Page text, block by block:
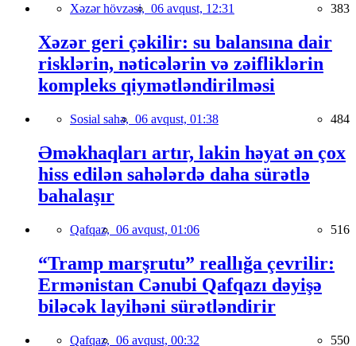
Xəzər hövzəsi, 06 avqust, 12:31 383
Xəzər geri çəkilir: su balansına dair
risklərin, nəticələrin və zəifliklərin
kompleks qiymətləndirilməsi
Sosial sahə, 06 avqust, 01:38 484
Əməkhaqları artır, lakin həyat ən çox
hiss edilən sahələrdə daha sürətlə
bahalaşır
Qafqaz, 06 avqust, 01:06 516
“Tramp marşrutu” reallığa çevrilir:
Ermənistan Cənubi Qafqazı dəyişə
biləcək layihəni sürətləndirir
Qafqaz, 06 avqust, 00:32 550